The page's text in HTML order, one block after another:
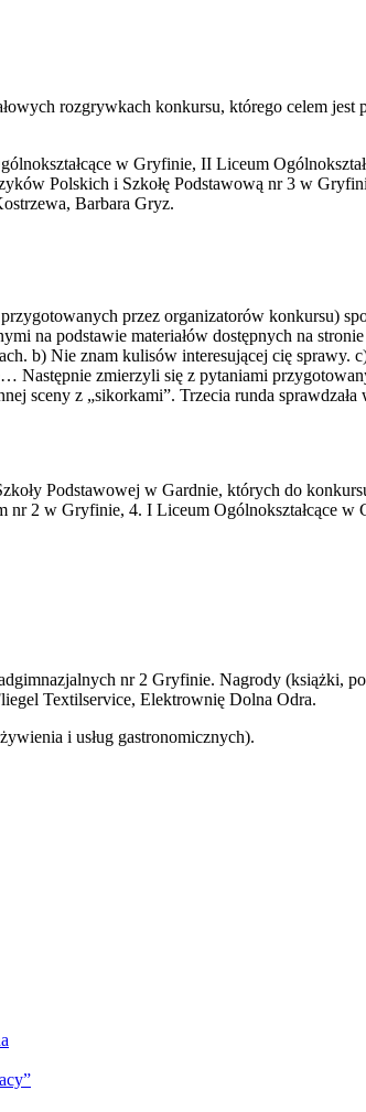
rozgrywkach konkursu, którego celem
w Gryfinie, II Liceum
Polskich i Szkołę Podstawową nr 3 w
Barbara Gryz.
przez organizatorów konkursu)
na podstawie materiałów dostępnych na
b) Nie znam kulisów interesującej cię sprawy.
zmierzyli się z pytaniami
sceny z „sikorkami”. Trzecia runda
Podstawowej w Gardnie, których do
2 w Gryfinie, 4. I Liceum Ogólnokształcące w
nr 2 Gryfinie. Nagrody (książki,
Textilservice, Elektrownię Dolna Odra.
i usług gastronomicznych).